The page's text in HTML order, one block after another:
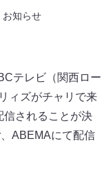
お知らせ
テレビ（関西ロー
ィズがチャリで来
信されることが決
ABEMAにて配信